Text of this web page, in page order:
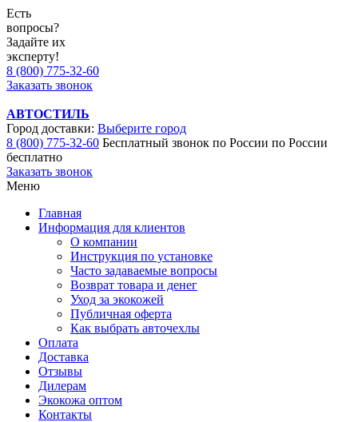
Есть
вопросы?
Задайте их
эксперту!
8 (800) 775-32-60
Заказать звонок
АВТОСТИЛЬ
Город доставки: Выберите город
8 (800) 775-32-60 Бесплатный звонок по России по России
бесплатно
Заказать звонок
Меню
Главная
Информация для клиентов
О компании
Инструкция по установке
Часто задаваемые вопросы
Возврат товара и денег
Уход за экокожей
Публичная оферта
Как выбрать авточехлы
Оплата
Доставка
Отзывы
Дилерам
Экокожа оптом
Контакты